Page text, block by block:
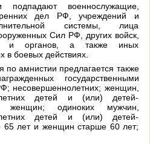
подпадают военнослужащие,
дел РФ, учреждений и
системы, лица
Сил РФ, других войск,
и органов, а также иных
в боевых действиях.
по амнистии предлагается также
государственными
несовершеннолетних; женщин,
детей и (или) детей-
женщин; одиноких мужчин,
детей и (или) детей-
65 лет и женщин старше 60 лет;